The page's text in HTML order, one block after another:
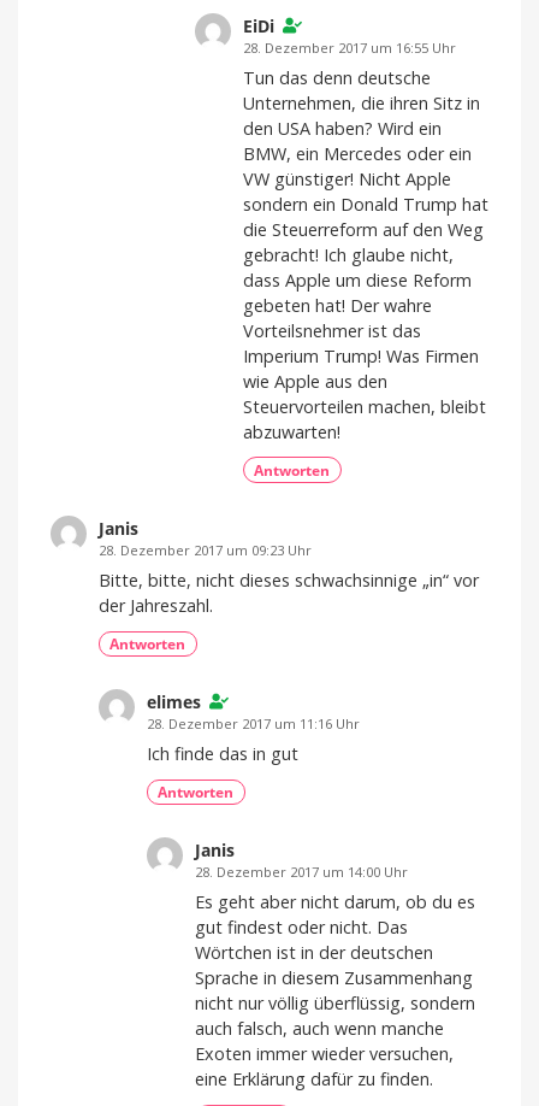
EiDi
28. Dezember 2017 um 16:55 Uhr
Tun das denn deutsche
Unternehmen, die ihren Sitz in
den USA haben? Wird ein
BMW, ein Mercedes oder ein
VW günstiger! Nicht Apple
sondern ein Donald Trump hat
die Steuerreform auf den Weg
gebracht! Ich glaube nicht,
dass Apple um diese Reform
gebeten hat! Der wahre
Vorteilsnehmer ist das
Imperium Trump! Was Firmen
wie Apple aus den
Steuervorteilen machen, bleibt
abzuwarten!
Antworten
Janis
28. Dezember 2017 um 09:23 Uhr
Bitte, bitte, nicht dieses schwachsinnige „in“ vor
der Jahreszahl.
Antworten
elimes
28. Dezember 2017 um 11:16 Uhr
Ich finde das in gut
Antworten
Janis
28. Dezember 2017 um 14:00 Uhr
Es geht aber nicht darum, ob du es
gut findest oder nicht. Das
Wörtchen ist in der deutschen
Sprache in diesem Zusammenhang
nicht nur völlig überflüssig, sondern
auch falsch, auch wenn manche
Exoten immer wieder versuchen,
eine Erklärung dafür zu finden.